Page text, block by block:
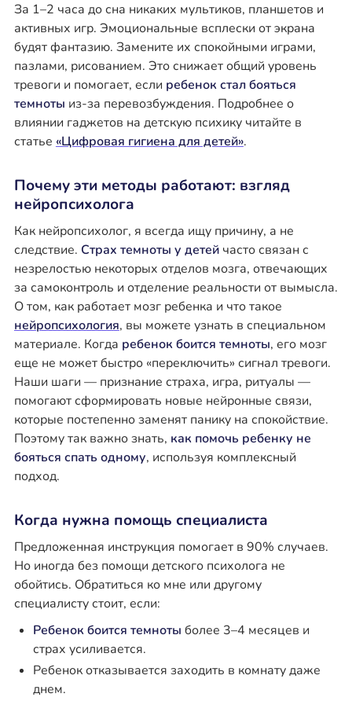
За 1–2 часа до сна никаких мультиков, планшетов и
активных игр. Эмоциональные всплески от экрана
будят фантазию. Замените их спокойными играми,
пазлами, рисованием. Это снижает общий уровень
тревоги и помогает, если ребенок стал бояться
темноты из-за перевозбуждения. Подробнее о
влиянии гаджетов на детскую психику читайте в
статье «Цифровая гигиена для детей».
Почему эти методы работают: взгляд
нейропсихолога
Как нейропсихолог, я всегда ищу причину, а не
следствие. Страх темноты у детейчасто связан с
незрелостью некоторых отделов мозга, отвечающих
за самоконтроль и отделение реальности от вымысла.
О том, как работает мозг ребенка и что такое
нейропсихология, вы можете узнать в специальном
материале. Когда ребенок боится темноты, его мозг
еще не может быстро «переключить» сигнал тревоги.
Наши шаги — признание страха, игра, ритуалы —
помогают сформировать новые нейронные связи,
которые постепенно заменят панику на спокойствие.
Поэтому так важно знать, как помочь ребенку не
бояться спать одному, используя комплексный
подход.
Когда нужна помощь специалиста
Предложенная инструкция помогает в 90% случаев.
Но иногда без помощи детского психолога не
обойтись. Обратиться ко мне или другому
специалисту стоит, если:
Ребенок боится темноты более 3–4 месяцев и
страх усиливается.
Ребенок отказывается заходить в комнату даже
днем.